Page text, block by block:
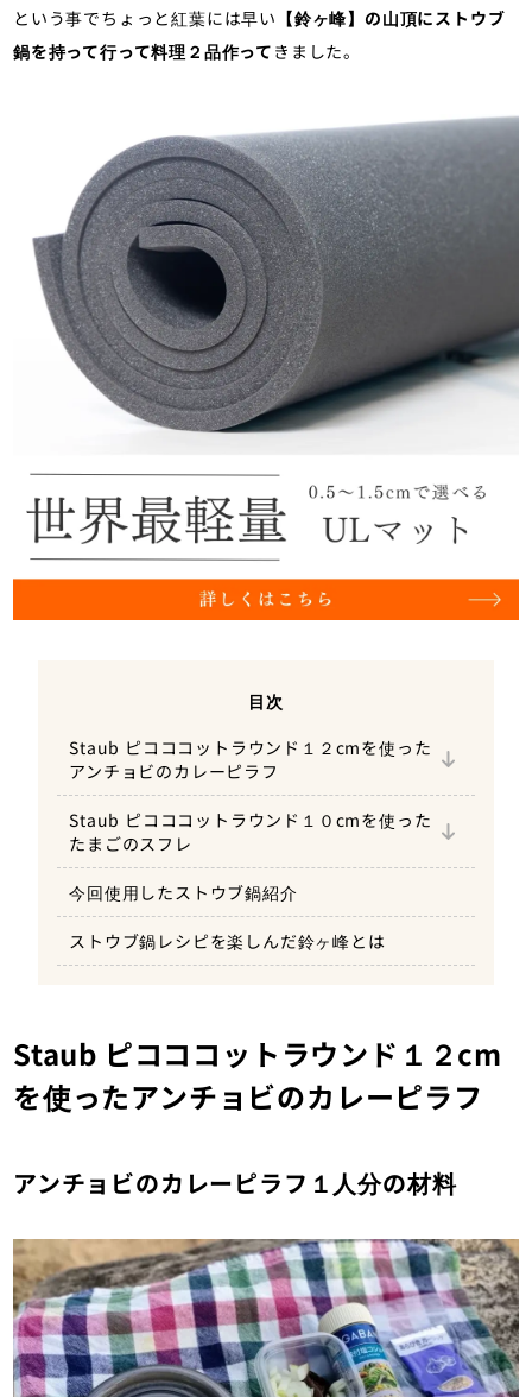
という事でちょっと紅葉には早い 【鈴ヶ峰】の山頂にストウブ
鍋を持って行って料理２品作って きました。
目次
Staub ピコココットラウンド１２cmを使った
アンチョビのカレーピラフ
アンチョビのカレーピラフ１人分の材料
アンチョビのカレーピラフ１人分のレシピ
Staub ピコココットラウンド１０cmを使った
たまごのスフレ
たまごのスフレ１人分の材料
たまごのスフレ１人分のレシピ
今回使用したストウブ鍋紹介
ストウブ鍋レシピを楽しんだ鈴ヶ峰とは
Staub ピコココットラウンド１２cm
を使ったアンチョビのカレーピラフ
アンチョビのカレーピラフ１人分の材料